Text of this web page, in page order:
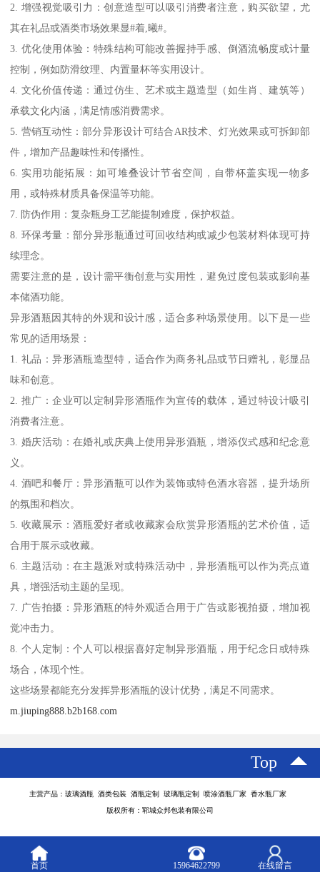
2. 增强视觉吸引力：创意造型可以吸引消费者注意，购买欲望，尤
其在礼品或酒类市场效果显#着,曦#。
3. 优化使用体验：特殊结构可能改善握持手感、倒酒流畅度或计量
控制，例如防滑纹理、内置量杯等实用设计。
4. 文化价值传递：通过仿生、艺术或主题造型（如生肖、建筑等）
承载文化内涵，满足情感消费需求。
5. 营销互动性：部分异形设计可结合AR技术、灯光效果或可拆卸部
件，增加产品趣味性和传播性。
6. 实用功能拓展：如可堆叠设计节省空间，自带杯盖实现一物多
用，或特殊材质具备保温等功能。
7. 防伪作用：复杂瓶身工艺能提制难度，保护权益。
8. 环保考量：部分异形瓶通过可回收结构或减少包装材料体现可持
续理念。
需要注意的是，设计需平衡创意与实用性，避免过度包装或影响基
本储酒功能。
异形酒瓶因其特的外观和设计感，适合多种场景使用。以下是一些
常见的适用场景：
1. 礼品：异形酒瓶造型特，适合作为商务礼品或节日赠礼，彰显品
味和创意。
2. 推广：企业可以定制异形酒瓶作为宣传的载体，通过特设计吸引
消费者注意。
3. 婚庆活动：在婚礼或庆典上使用异形酒瓶，增添仪式感和纪念意
义。
4. 酒吧和餐厅：异形酒瓶可以作为装饰或特色酒水容器，提升场所
的氛围和档次。
5. 收藏展示：酒瓶爱好者或收藏家会欣赏异形酒瓶的艺术价值，适
合用于展示或收藏。
6. 主题活动：在主题派对或特殊活动中，异形酒瓶可以作为亮点道
具，增强活动主题的呈现。
7. 广告拍摄：异形酒瓶的特外观适合用于广告或影视拍摄，增加视
觉冲击力。
8. 个人定制：个人可以根据喜好定制异形酒瓶，用于纪念日或特殊
场合，体现个性。
这些场景都能充分发挥异形酒瓶的设计优势，满足不同需求。
m.jiuping888.b2b168.com
Top
主营产品：玻璃酒瓶 酒类包装 酒瓶定制 玻璃瓶定制 喷涂酒瓶厂家 香水瓶厂家
版权所有：郓城众邦包装有限公司
首页 15964622799 在线留言